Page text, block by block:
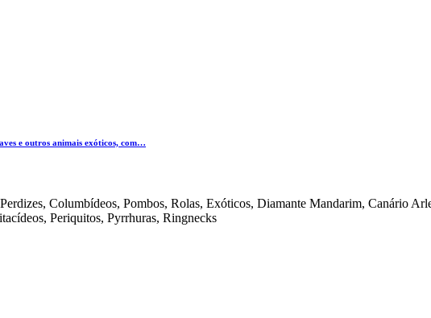
e outros animais exóticos, com…
Columbídeos, Pombos, Rolas, Exóticos, Diamante Mandarim, Canário
Periquitos, Pyrrhuras, Ringnecks